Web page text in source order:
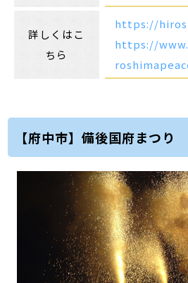
詳しくはこ
ちら
https://
https://
【府中市】備後国府まつり